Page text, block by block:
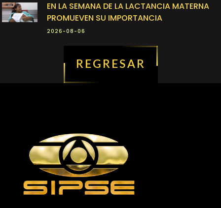
EN LA SEMANA DE LA LACTANCIA MATERNA
PROMUEVEN SU IMPORTANCIA
2026-08-06
REGRESAR